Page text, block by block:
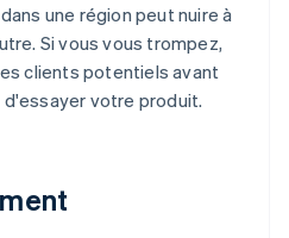
une région peut nuire à
Si vous vous trompez,
clients potentiels avant
d'essayer votre produit.